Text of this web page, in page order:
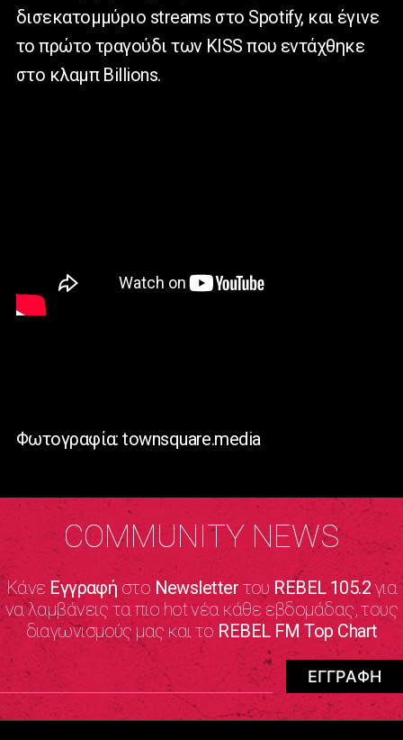
δισεκατομμύριο streams στο Spotify, και έγινε
το πρώτο τραγούδι των KISS που εντάχθηκε
στο κλαμπ Billions.
Φωτογραφία: townsquare.media
COMMUNITY NEWS
Κάνε Εγγραφήστο NewsletterτουREBEL 105.2για
να λαμβάνεις τα πιο hot νέα κάθε εβδομάδας, τους
διαγωνισμούς μας και το REBEL FM Top Chart